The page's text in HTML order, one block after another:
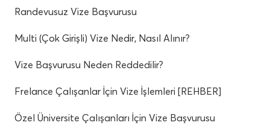
Randevusuz Vize Başvurusu
Multi (Çok Girişli) Vize Nedir, Nasıl Alınır?
Vize Başvurusu Neden Reddedilir?
Frelance Çalışanlar İçin Vize İşlemleri [REHBER]
Özel Üniversite Çalışanları İçin Vize Başvurusu